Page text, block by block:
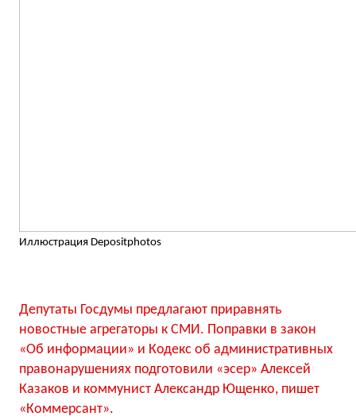
Иллюстрация Depositphotos
Депутаты Госдумы предлагают приравнять
новостные агрегаторы к СМИ. Поправки в закон
«Об информации» и Кодекс об административных
правонарушениях подготовили «эсер» Алексей
Казаков и коммунист Александр Ющенко, пишет
«Коммерсант».